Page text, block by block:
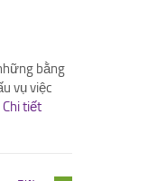
bằng
vụ việc
Chi tiết